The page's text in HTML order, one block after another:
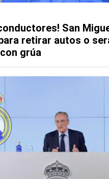
San
retirar autos o
grúa